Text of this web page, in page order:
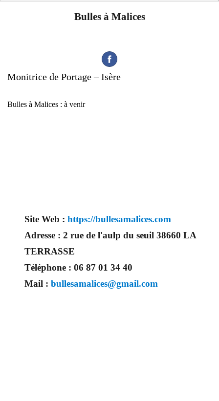
Bulles à Malices
Monitrice de Portage – Isère
Bulles à Malices : à venir
Site Web : https://bullesamalices.com
Adresse : 2 rue de l'aulp du seuil 38660 LA
TERRASSE
Téléphone : 06 87 01 34 40
Mail : bullesamalices@gmail.com